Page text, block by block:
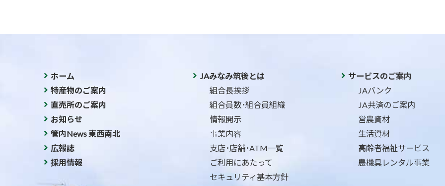
ホーム
特産物のご案内
直売所のご案内
お知らせ
管内News 東西南北
広報誌
採用情報
JAみなみ筑後とは
組合長挨拶
組合員数･組合員組織
情報開示
事業内容
支店･店舗･ATM一覧
ご利用にあたって
セキュリティ基本方針
サービスのご案内
JAバンク
JA共済のご案内
営農資材
生活資材
高齢者福祉サービス
農機具レンタル事業